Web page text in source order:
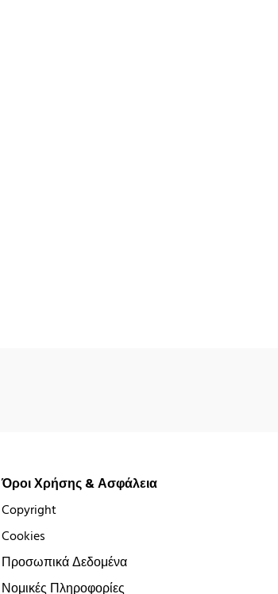
Όροι Χρήσης & Ασφάλεια
Copyright
Cookies
Προσωπικά Δεδομένα
Νομικές Πληροφορίες